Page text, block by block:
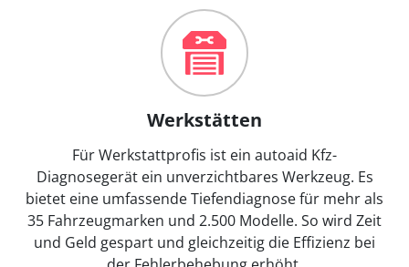
Werkstätten
Für Werkstattprofis ist ein autoaid Kfz-
Diagnosegerät ein unverzichtbares Werkzeug. Es
bietet eine umfassende Tiefendiagnose für mehr als
35 Fahrzeugmarken und 2.500 Modelle. So wird Zeit
und Geld gespart und gleichzeitig die Effizienz bei